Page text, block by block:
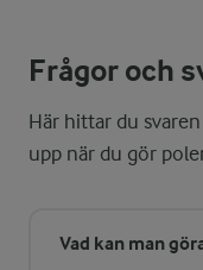
Frågor och
Här hittar du
upp när du gör
Vad kan man